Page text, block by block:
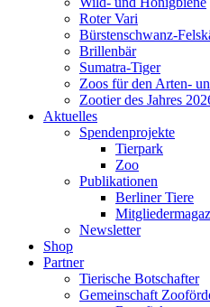
Roter Vari
Bürstenschwanz-
Brillenbär
Sumatra-Tiger
Zoos für den Arten-
Zootier des Jahres
Aktuelles
Spendenprojekte
Tierpark
Zoo
Publikationen
Berliner Tiere
Newsletter
Shop
Partner
Tierische Botschafter
Gemeinschaft